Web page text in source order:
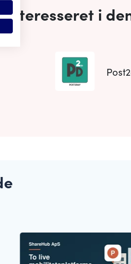
interesseret i